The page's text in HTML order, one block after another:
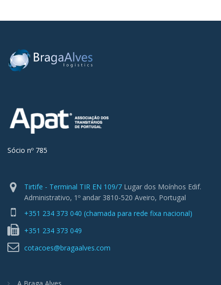
Sócio nº 785
Tirtife - Terminal TIR EN 109/7 Lugar dos Moínhos Edif.
Administrativo, 1º andar 3810-520 Aveiro, Portugal
+351 234 373 040 (chamada para rede fixa nacional)
+351 234 373 049
cotacoes@bragaalves.com
A Braga Alves